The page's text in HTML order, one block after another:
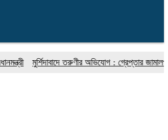
মুর্শিদাবাদে তরুণীর অভিযোগ : গ্রেপ্তার জামালপুরের যুবক